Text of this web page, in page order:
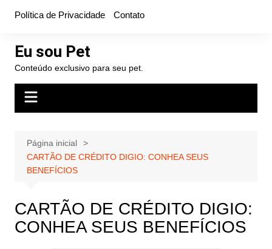
conteúdo
Política de Privacidade Contato
Eu sou Pet
Conteúdo exclusivo para seu pet.
Página inicial
CARTÃO DE CRÉDITO DIGIO: CONHEA SEUS
BENEFÍCIOS
CARTÃO DE CRÉDITO DIGIO:
CONHEA SEUS BENEFÍCIOS